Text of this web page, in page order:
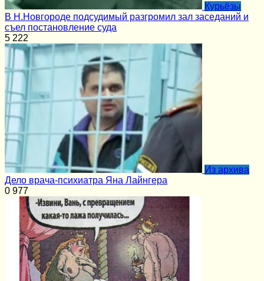
Курьёзы
В Н.Новгороде подсудимый разгромил зал заседаний и
съел постановление суда
5 222
Из архива
Дело врача-психиатра Яна Лайнгера
0 977